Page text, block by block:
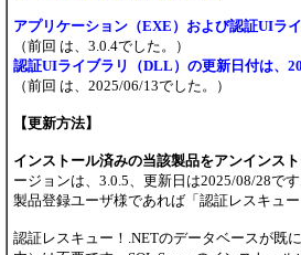
アプリケーション （EXE）および認証UIラ
（前回 は、3.0.4でした。）
認証UIライブラリ（DLL）の更新日付は、
（前回 は、2025/06/13でした。）
【更新方法】
インストール済みの当該製品をアンインス
ージョンは、3.0.5、更新日は2025/08/28で
製品登録ユーザ様であれば「認証レスキュ
認証レスキュー！.NETのデータベースが既